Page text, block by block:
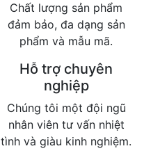
Chất lượng sản phẩm
đảm bảo, đa dạng sản
phẩm và mẫu mã.
Hỗ trợ chuyên
nghiệp
Chúng tôi một đội ngũ
nhân viên tư vấn nhiệt
tình và giàu kinh nghiệm.